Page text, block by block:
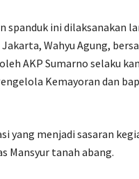
spanduk ini dilaksanakan
Jakarta, Wahyu Agung,
AKP Sumarno selaku
Kemayoran dan
yang menjadi sasaran
Mansyur tanah abang.